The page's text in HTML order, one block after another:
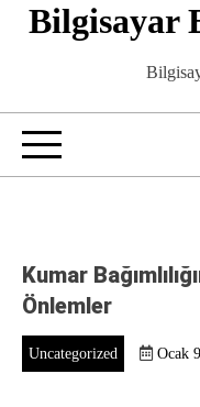
SkipBilgisayar
Kumar
Önlemler
Uncategorized Ocak